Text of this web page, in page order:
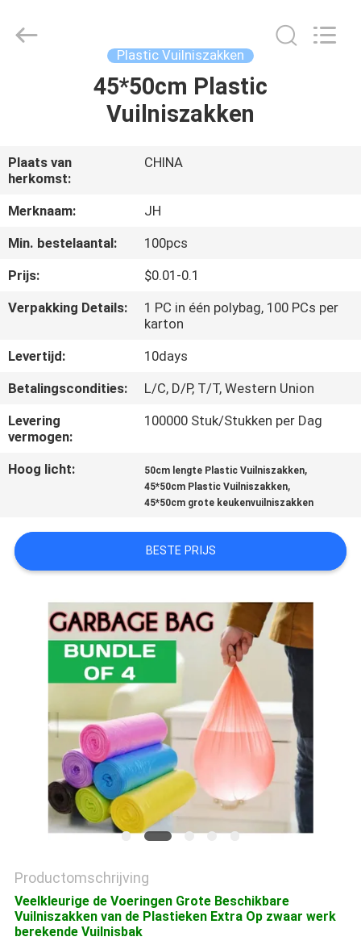
ONGEVEER
ONS
FABRIEKSREIS
KWALITEITSCONTROLE
CONTACTEER
ONS
NIEUWS
OM
EEN
SITEMAP
PRIVACY
POLICY
Material
Plastic Vuilniszakken
45*50cm Plastic
Vuilniszakken
Plaats van
herkomst:
CHINA
Merknaam:
JH
Min. bestelaantal:
100pcs
Prijs:
$0.01-0.1
Verpakking Details:
1 PC in één polybag, 100 PCs per
karton
Levertijd:
10days
Betalingscondities:
L/C, D/P, T/T, Western Union
Levering
vermogen:
100000 Stuk/Stukken per Dag
Hoog licht: 50cm lengte Plastic Vuilniszakken,
45*50cm Plastic Vuilniszakken,
45*50cm grote keukenvuilniszakken
BESTE PRIJS
Productomschrijving
Veelkleurige de Voeringen Grote Beschikbare
Vuilniszakken van de Plastieken Extra Op zwaar werk
berekende Vuilnisbak